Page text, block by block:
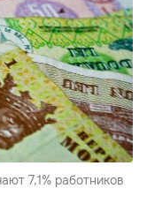
7,1% работников